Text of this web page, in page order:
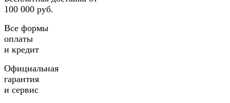
100 000 руб.
Все формы
оплаты
и кредит
Официальная
гарантия
и сервис